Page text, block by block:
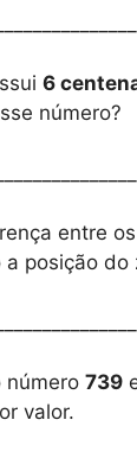
6
número?
entre
posição do
número 739
valor.